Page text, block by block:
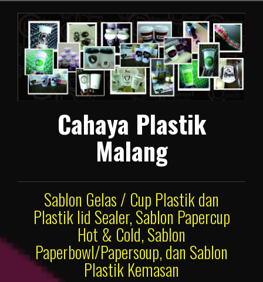
konten
Cahaya Plastik
Malang
Sablon Gelas / Cup Plastik dan
Plastik lid Sealer, Sablon Papercup
Hot & Cold, Sablon
Paperbowl/Papersoup, dan Sablon
Plastik Kemasan